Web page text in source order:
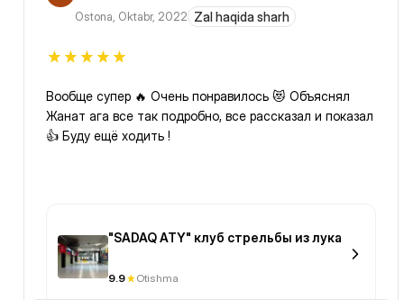
Ostona, Oktabr, 2022 Zal haqida sharh
Вообще супер 🔥 Очень понравилось 😻 Объяснял
Жанат ага все так подробно, все рассказал и показал
👍 Буду ещё ходить !
"SADAQ ATY" клуб стрельбы из лука
9.9 Otishma